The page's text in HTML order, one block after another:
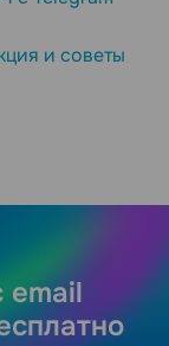
и советы
email